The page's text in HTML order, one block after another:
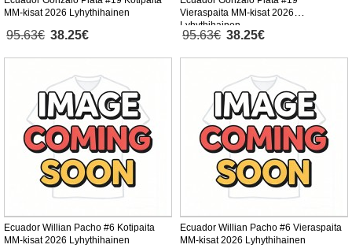
MM-kisat 2026 Lyhythihainen
95.63€ 38.25€
Vieraspaita MM-kisat 2026
Lyhythihainen
95.63€ 38.25€
Ecuador Willian Pacho #6 Kotipaita
MM-kisat 2026 Lyhythihainen
Ecuador Willian Pacho #6 Vieraspaita
MM-kisat 2026 Lyhythihainen